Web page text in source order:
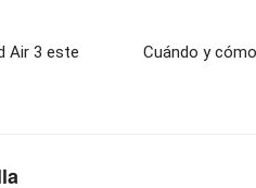
Air 3 este
Cuándo y